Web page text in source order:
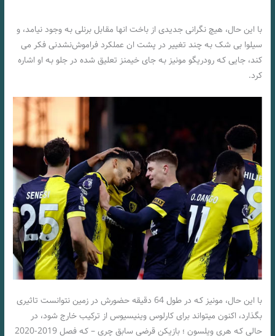
با این حال، هیچ نگرانی جدیدی از باخت انها مقابل برنلی بـه وجود نیامد، و
سیلوا بی شک بـه چند تغییر در پشت ان عملکرد فراموش‌نشدنی فکر می
کند، جایی کـه رودریگو مونیز بـه جای خیمنز تعلیق شده در جلو بـه او اشاره
کرد.
با این حال، مونیز کـه در طول 64 دقیقه حضورش در زمین نتوانست تاثیری
بگذارد، اکنون میتواند برای کارلوس وینیسیوس از ترکیب خارج شود، در
حالی کـه هری ویلسون ؛ بازیکن قرضی سابق چری – کـه فصل 2019-2020